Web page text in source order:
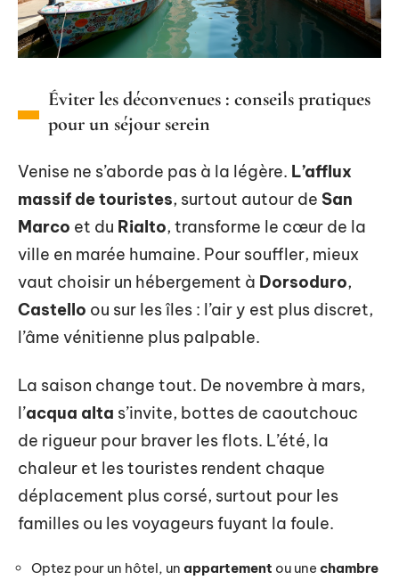
Éviter les déconvenues : conseils pratiques
pour un séjour serein
Venise ne s’aborde pas à la légère. L’afflux
massif de touristes, surtout autour de San
Marco et du Rialto, transforme le cœur de la
ville en marée humaine. Pour souffler, mieux
vaut choisir un hébergement à Dorsoduro,
Castello ou sur les îles : l’air y est plus discret,
l’âme vénitienne plus palpable.
La saison change tout. De novembre à mars,
l’acqua alta s’invite, bottes de caoutchouc
de rigueur pour braver les flots. L’été, la
chaleur et les touristes rendent chaque
déplacement plus corsé, surtout pour les
familles ou les voyageurs fuyant la foule.
Optez pour un hôtel, un appartement ou une chambre